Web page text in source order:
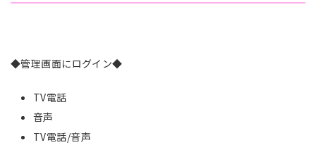
◆管理画面にログイン◆
TV電話
音声
TV電話/音声